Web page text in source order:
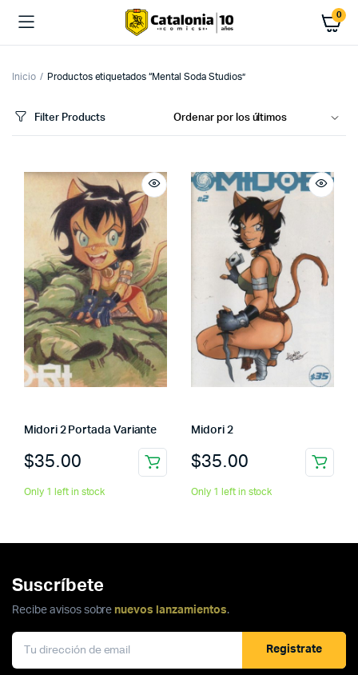
0
Inicio Productos etiquetados “Mental Soda Studios”
Filter Products
Midori 2 Portada Variante
$35.00
Only 1 left in stock
Midori 2
$35.00
Only 1 left in stock
Suscríbete
Recibe avisos sobre nuevos lanzamientos.
Registrate